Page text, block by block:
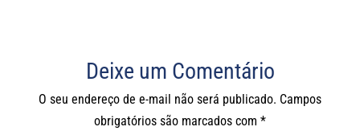
Deixe um Comentário
O seu endereço de e-mail não será publicado. Campos
obrigatórios são marcados com *